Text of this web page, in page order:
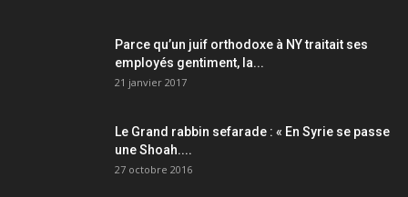
Parce qu’un juif orthodoxe à NY traitait ses
employés gentiment, la...
21 janvier 2017
Le Grand rabbin sefarade : « En Syrie se passe
une Shoah....
27 octobre 2016